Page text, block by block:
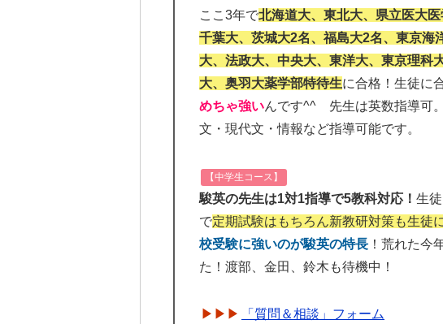
ここ3年で北海道大、東北大、県立医大
千葉大、茨城大2名、福島大2名、東京海
大、法政大、中央大、東洋大、東京理科
大、奥羽大薬学部特待生に合格！生徒に
めちゃ強いんです^^ 先生は英数指導可
文・現代文・情報など指導可能です。
【中学生コース】
駿英の先生は1対1指導で5教科対応！ 生
で定期試験はもちろん新教研対策も生徒
校受験に強いのが駿英の特長 ！荒れた今
た！渡部、金田、鈴木も待機中！
「質問＆相談」フォーム